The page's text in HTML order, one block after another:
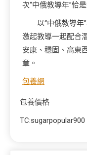
次“中俄教導年”恰
以“中俄教導年
激起教導一起配合
安康、穩固、高東
章。
包養網
包養價格